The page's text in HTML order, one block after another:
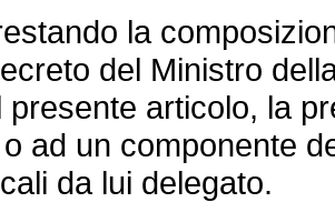
la
del Ministro
presente articolo, la
ad un componente
da lui delegato.